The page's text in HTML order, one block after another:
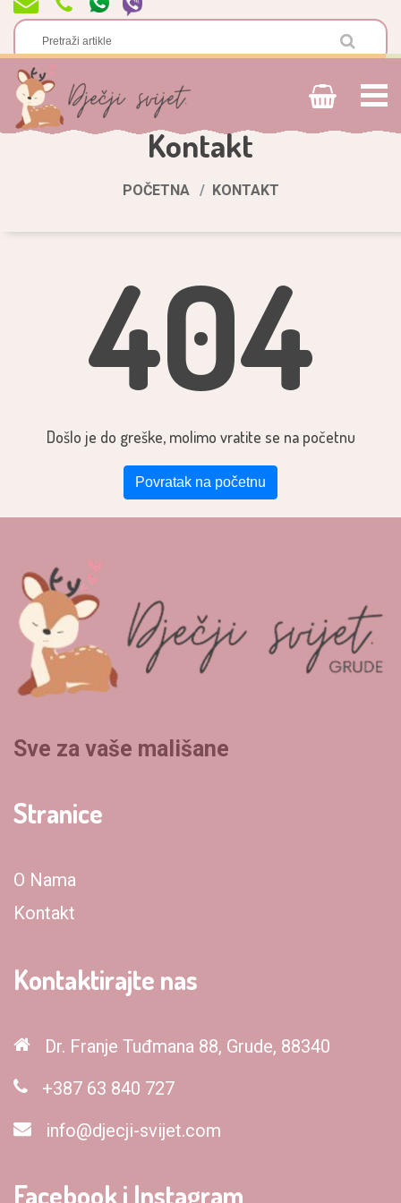
Kontakt
POČETNA KONTAKT
404
Došlo je do greške, molimo vratite se na početnu
Povratak na početnu
Sve za vaše mališane
Stranice
O Nama
Kontakt
Kontaktirajte nas
Dr. Franje Tuđmana 88, Grude, 88340
+387 63 840 727
info@djecji-svijet.com
Facebook i Instagram